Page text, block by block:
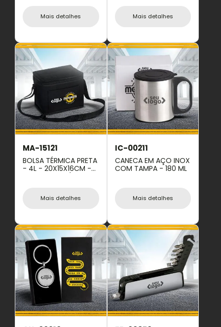
Mais detalhes Mais detalhes
MA-15121
BOLSA TÉRMICA PRETA
- 4L - 20X15X16CM -
NÃO IMPERMEÁVEL
Mais detalhes
IC-00211
CANECA EM AÇO INOX
COM TAMPA - 180 ML
Mais detalhes